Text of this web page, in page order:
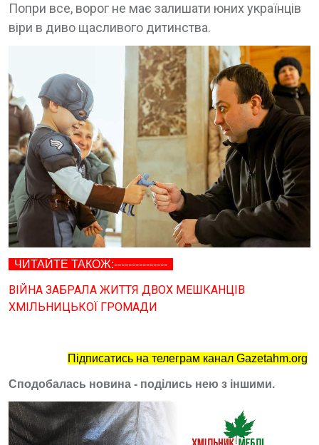
Попри все, ворог не має залишати юних українців
віри в диво щасливого дитинства.
ЧИТАЙТЕ ТАКОЖ:---------------
ВІЙНА ЗАБРАЛА ЖИТТЯ ДВОХ МЕШКАНЦІВ
ХМІЛЬНИЦЬКОЇ ГРОМАДИ
Підписатись на телеграм канал Gazetahm.org
Сподобалась новина - поділись нею з іншими.